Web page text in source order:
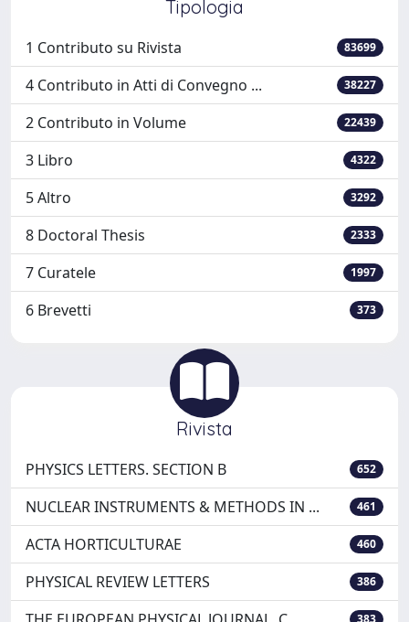
Tipologia
1 Contributo su Rivista 83699
4 Contributo in Atti di Convegno ... 38227
2 Contributo in Volume 22439
3 Libro 4322
5 Altro 3292
8 Doctoral Thesis 2333
7 Curatele 1997
6 Brevetti 373
Rivista
PHYSICS LETTERS. SECTION B 652
NUCLEAR INSTRUMENTS & METHODS IN ... 461
ACTA HORTICULTURAE 460
PHYSICAL REVIEW LETTERS 386
383